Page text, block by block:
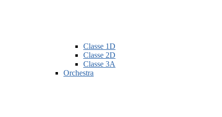
Classe 1D
Classe 2D
Classe 3A
Orchestra